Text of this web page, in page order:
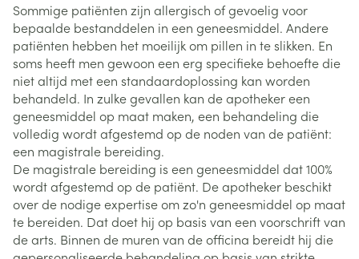
Sommige patiënten zijn allergisch of gevoelig voor
bepaalde bestanddelen in een geneesmiddel. Andere
patiënten hebben het moeilijk om pillen in te slikken. En
soms heeft men gewoon een erg specifieke behoefte die
niet altijd met een standaardoplossing kan worden
behandeld. In zulke gevallen kan de apotheker een
geneesmiddel op maat maken, een behandeling die
volledig wordt afgestemd op de noden van de patiënt:
een magistrale bereiding.
De magistrale bereiding is een geneesmiddel dat 100%
wordt afgestemd op de patiënt. De apotheker beschikt
over de nodige expertise om zo'n geneesmiddel op maat
te bereiden. Dat doet hij op basis van een voorschrift van
de arts. Binnen de muren van de officina bereidt hij die